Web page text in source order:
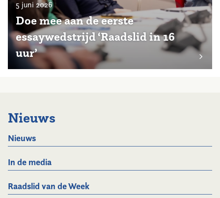
5 juni 2026
Doe mee aan de eerste
essaywedstrijd ‘Raadslid in 16
uur’
Nieuws
Nieuws
In de media
Raadslid van de Week